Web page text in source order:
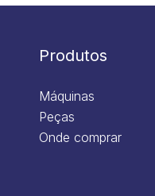
Produtos
Máquinas
Peças
Onde comprar